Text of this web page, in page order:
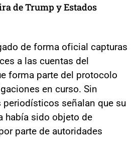
de Trump y Estados
de forma oficial capturas
a las cuentas del
forma parte del protocolo
en curso. Sin
periodísticos señalan que su
había sido objeto de
parte de autoridades